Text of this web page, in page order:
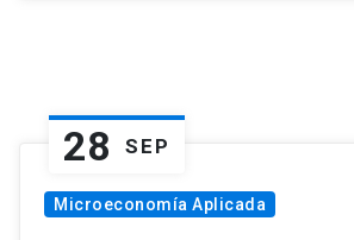
28 SEP
Microeconomía Aplicada